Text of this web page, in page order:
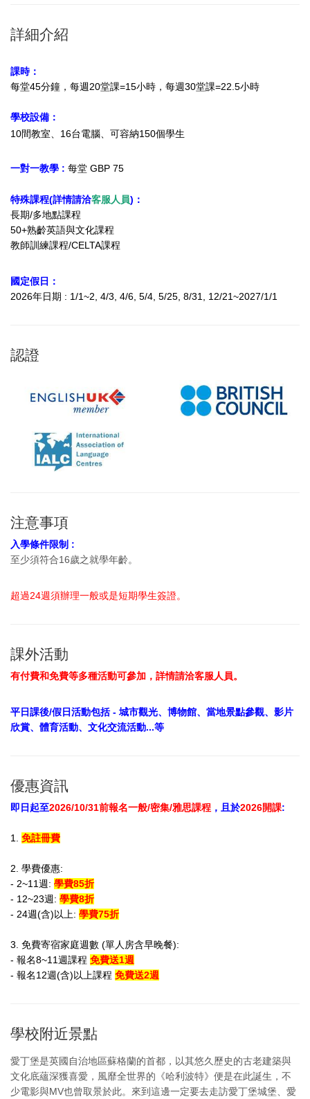
詳細介紹
課時：
每堂45分鐘， 每週20堂課=15小時， 每週30堂課=22.5小時
學校設備：
10間教室、16台電腦、可容納150個學生
一對一教學 : 每堂 GBP 75
特殊課程(詳情請洽客服人員)：
長期/多地點課程
50+熟齡英語與文化課程
教師訓練課程/CELTA課程
國定假日：
2026年日期 : 1/1~2, 4/3, 4/6, 5/4, 5/25, 8/31, 12/21~2027/1/1
認證
注意事項
入學條件限制 :
至少須符合16歲之就學年齡。
超過24週須辦理一般或是短期學生簽證。
課外活動
有付費和免費等多種活動可參加，詳情請洽客服人員。
平日課後/假日活動包括 - 城市觀光、博物館、當地景點參觀、影片
欣賞、體育活動、文化交流活動...等
優惠資訊
即日起至2026/10/31前報名一般/密集/雅思課程 ，且於2026開課:
1. 免註冊費
2. 學費優惠:
- 2~11週: 學費85折
- 12~23週: 學費8折
- 24週(含)以上: 學費75折
3. 免費寄宿家庭週數 (單人房含早晚餐):
- 報名8~11週課程 免費送1週
- 報名12週(含)以上課程 免費送2週
學校附近景點
愛丁堡是英國自治地區蘇格蘭的首都，以其悠久歷史的古老建築與
文化底蘊深獲喜愛，風靡全世界的《哈利波特》便是在此誕生，不
少電影與MV也曾取景於此。來到這邊一定要去走訪愛丁堡城堡、愛